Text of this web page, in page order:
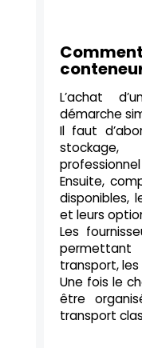
L’achat
démarche
Il faut
Ensuite,
disponibles,
et leurs
Les
transport,
Une fois le
être
transport